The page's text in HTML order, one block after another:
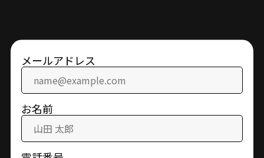
メールアドレス
お名前